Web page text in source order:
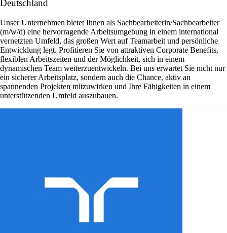
Deutschland
Unser Unternehmen bietet Ihnen als Sachbearbeiterin/Sachbearbeiter
(m/w/d) eine hervorragende Arbeitsumgebung in einem international
vernetzten Umfeld, das großen Wert auf Teamarbeit und persönliche
Entwicklung legt. Profitieren Sie von attraktiven Corporate Benefits,
flexiblen Arbeitszeiten und der Möglichkeit, sich in einem
dynamischen Team weiterzuentwickeln. Bei uns erwartet Sie nicht nur
ein sicherer Arbeitsplatz, sondern auch die Chance, aktiv an
spannenden Projekten mitzuwirken und Ihre Fähigkeiten in einem
unterstützenden Umfeld auszubauen.